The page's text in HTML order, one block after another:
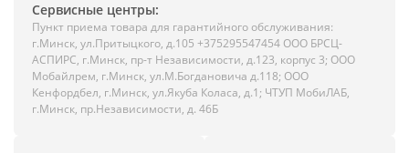
Сервисные центры:
Пункт приема товара для гарантийного обслуживания:
г.Минск, ул.Притыцкого, д.105 +375295547454 ООО БРСЦ-
АСПИРС, г.Минск, пр-т Независимости, д.123, корпус 3; ООО
Мобайлрем, г.Минск, ул.М.Богдановича д.118; ООО
Кенфордбел, г.Минск, ул.Якуба Коласа, д.1; ЧТУП МобиЛАБ,
г.Минск, пр.Независимости, д. 46Б